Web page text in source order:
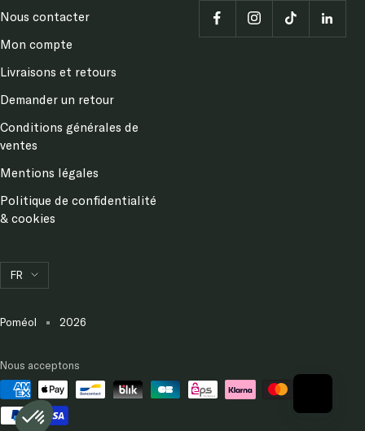
Nous contacter
Mon compte
Livraisons et retours
Demander un retour
Conditions générales de
ventes
Mentions légales
Politique de confidentialité
& cookies
Langue
FR
Poméol 2026
Nous acceptons